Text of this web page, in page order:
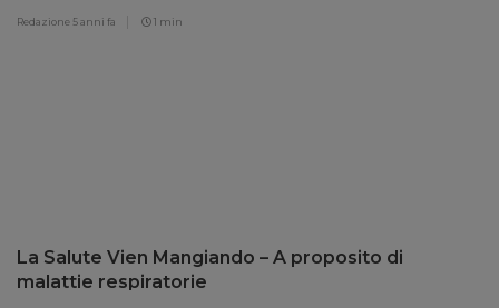
Redazione 5 anni fa 1 min
La Salute Vien Mangiando – A proposito di
malattie respiratorie